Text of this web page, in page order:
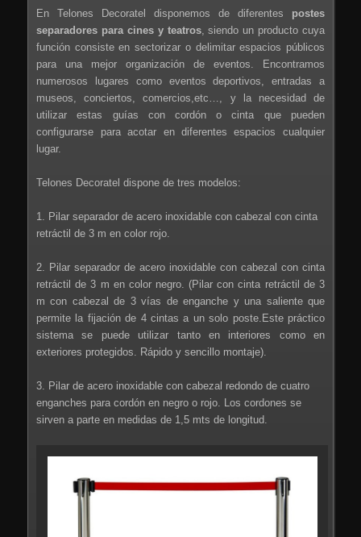
En Telones Decoratel disponemos de diferentes postes
separadores para cines y teatros, siendo un producto cuya
función consiste en sectorizar o delimitar espacios públicos
para una mejor organización de eventos. Encontramos
numerosos lugares como eventos deportivos, entradas a
museos, conciertos, comercios,etc…, y la necesidad de
utilizar estas guías con cordón o cinta que pueden
configurarse para acotar en diferentes espacios cualquier
lugar.
Telones Decoratel dispone de tres modelos:
1. Pilar separador de acero inoxidable con cabezal con cinta
retráctil de 3 m en color rojo.
2. Pilar separador de acero inoxidable con cabezal con cinta
retráctil de 3 m en color negro. (Pilar con cinta retráctil de 3
m con cabezal de 3 vías de enganche y una saliente que
permite la fijación de 4 cintas a un solo poste.Este práctico
sistema se puede utilizar tanto en interiores como en
exteriores protegidos. Rápido y sencillo montaje).
3. Pilar de acero inoxidable con cabezal redondo de cuatro
enganches para cordón en negro o rojo. Los cordones se
sirven a parte en medidas de 1,5 mts de longitud.